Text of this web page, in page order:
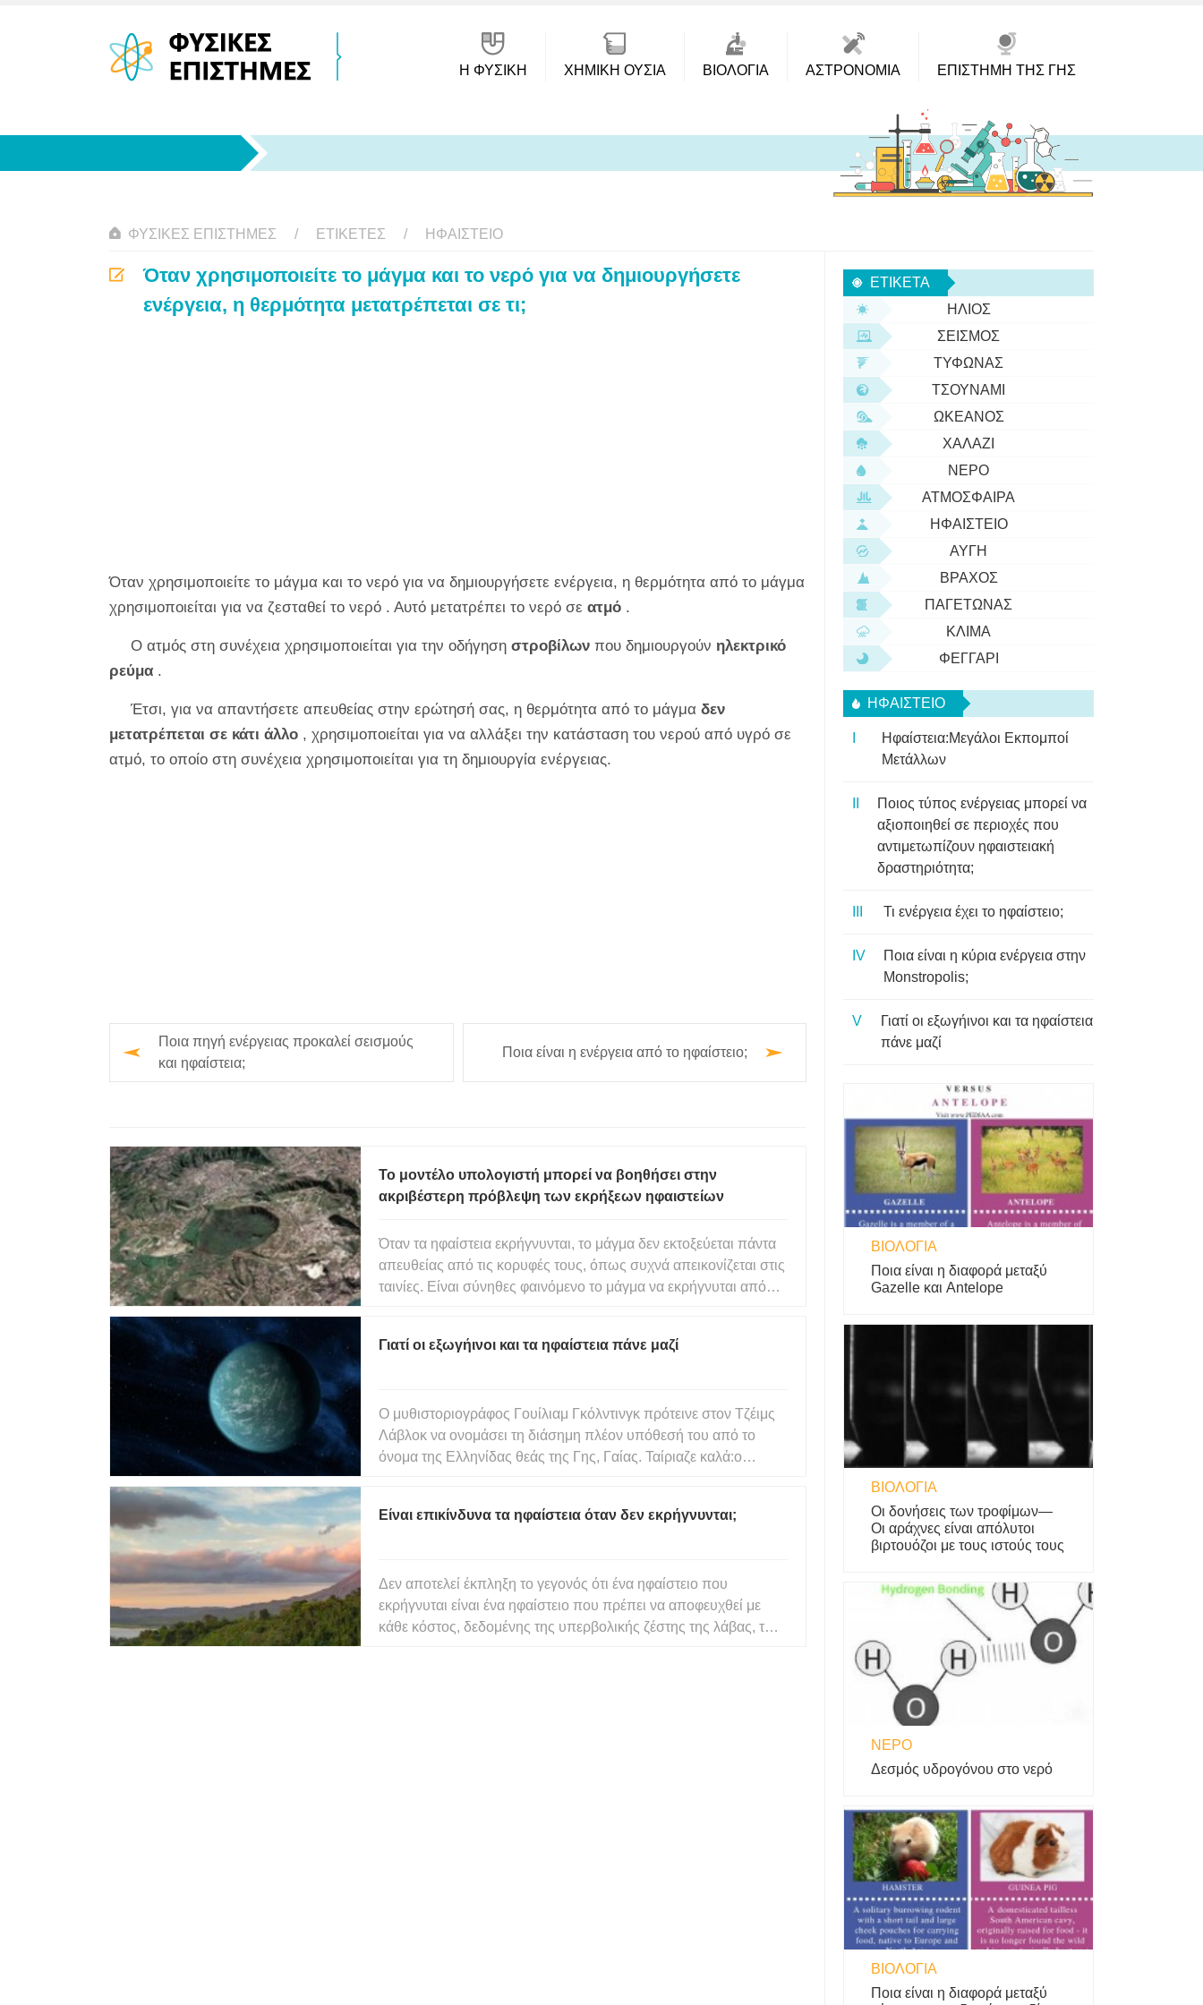
Η ΦΥΣΙΚΗ ΧΗΜΙΚΉ ΟΥΣΊΑ ΒΙΟΛΟΓΊΑ ΑΣΤΡΟΝΟΜΊΑ ΕΠΙΣΤΉΜΗ ΤΗΣ ΓΗΣ
ΦΥΣΙΚΈΣ ΕΠΙΣΤΉΜΕΣ ΕΤΙΚΈΤΕΣ ΗΦΑΊΣΤΕΙΟ
Όταν χρησιμοποιείτε το μάγμα και το νερό για να δημιουργήσετε
ενέργεια, η θερμότητα μετατρέπεται σε τι;
Όταν χρησιμοποιείτε το μάγμα και το νερό για να δημιουργήσετε ενέργεια, η θερμότητα από το μάγμα
χρησιμοποιείται για να ζεσταθεί το νερό . Αυτό μετατρέπει το νερό σε ατμό .
Ο ατμός στη συνέχεια χρησιμοποιείται για την οδήγηση στροβίλων που δημιουργούν ηλεκτρικό
ρεύμα .
Έτσι, για να απαντήσετε απευθείας στην ερώτησή σας, η θερμότητα από το μάγμα δεν
μετατρέπεται σε κάτι άλλο , χρησιμοποιείται για να αλλάξει την κατάσταση του νερού από υγρό σε
ατμό, το οποίο στη συνέχεια χρησιμοποιείται για τη δημιουργία ενέργειας.
Ποια πηγή ενέργειας προκαλεί σεισμούς
και ηφαίστεια;
Ποια είναι η ενέργεια από το ηφαίστειο;
Το μοντέλο υπολογιστή μπορεί να βοηθήσει στην
ακριβέστερη πρόβλεψη των εκρήξεων ηφαιστείων
Όταν τα ηφαίστεια εκρήγνυνται, το μάγμα δεν εκτοξεύεται πάντα
απευθείας από τις κορυφές τους, όπως συχνά απεικονίζεται στις
ταινίες. Είναι σύνηθες φαινόμενο το μάγμα να εκρήγνυται από
Γιατί οι εξωγήινοι και τα ηφαίστεια πάνε μαζί
Ο μυθιστοριογράφος Γουίλιαμ Γκόλντινγκ πρότεινε στον Τζέιμς
Λάβλοκ να ονομάσει τη διάσημη πλέον υπόθεσή του από το
όνομα της Ελληνίδας θεάς της Γης, Γαίας. Ταίριαζε καλά:ο
σύστημα. Το έργ
Είναι επικίνδυνα τα ηφαίστεια όταν δεν εκρήγνυνται;
Δεν αποτελεί έκπληξη το γεγονός ότι ένα ηφαίστειο που
εκρήγνυται είναι ένα ηφαίστειο που πρέπει να αποφευχθεί με
κάθε κόστος, δεδομένης της υπερβολικής ζέστης της λάβας, των
ΕΤΙΚΈΤΑ
ΉΛΙΟΣ
ΣΕΙΣΜΌΣ
ΤΥΦΏΝΑΣ
ΤΣΟΥΝΆΜΙ
ΩΚΕΑΝΌΣ
ΧΑΛΆΖΙ
ΝΕΡΌ
ΑΤΜΌΣΦΑΙΡΑ
ΗΦΑΊΣΤΕΙΟ
ΑΥΓΉ
ΒΡΆΧΟΣ
ΠΑΓΕΤΏΝΑΣ
ΚΛΊΜΑ
ΦΕΓΓΆΡΙ
ΗΦΑΊΣΤΕΙΟ
Ηφαίστεια:Μεγάλοι Εκπομποί
Μετάλλων
Ποιος τύπος ενέργειας μπορεί να
αξιοποιηθεί σε περιοχές που
αντιμετωπίζουν ηφαιστειακή
δραστηριότητα;
Τι ενέργεια έχει το ηφαίστειο;
Ποια είναι η κύρια ενέργεια στην
Monstropolis;
Γιατί οι εξωγήινοι και τα ηφαίστεια
πάνε μαζί
ΒΙΟΛΟΓΊΑ
Ποια είναι η διαφορά μεταξύ
Gazelle και Antelope
ΒΙΟΛΟΓΊΑ
Οι δονήσεις των τροφίμων—
Οι αράχνες είναι απόλυτοι
βιρτουόζοι με τους ιστούς τους
ΝΕΡΌ
Δεσμός υδρογόνου στο νερό
ΒΙΟΛΟΓΊΑ
Ποια είναι η διαφορά μεταξύ